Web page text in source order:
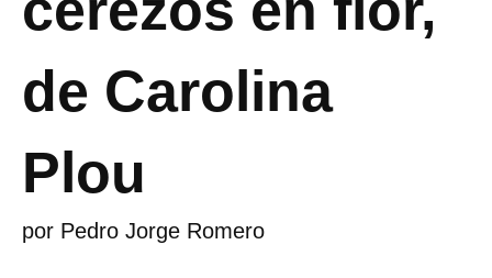
de Carolina
Plou
por Pedro Jorge Romero